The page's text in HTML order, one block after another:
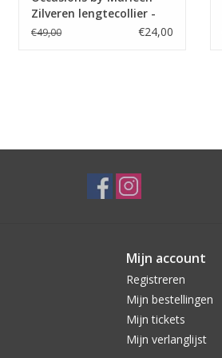
Zilveren lengtecollier -
Gourmet - 46 cm
€49,00 €24,00
Mijn account
Registreren
Mijn bestellingen
Mijn tickets
Mijn verlanglijst